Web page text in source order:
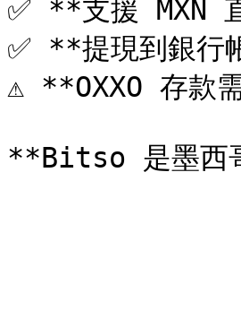
✅ **支援 MXN
✅ **提現到銀
⚠️ **OXXO 存款